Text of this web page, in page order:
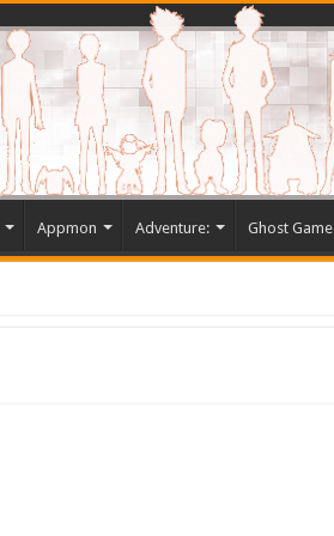
Appmon Adventure: Ghost Game